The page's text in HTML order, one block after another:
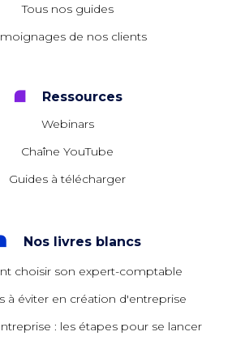
Tous nos guides
de nos clients
Ressources
Webinars
Chaîne YouTube
Guides à télécharger
Nos livres blancs
choisir son expert-comptable
à éviter en création d'entreprise
: les étapes pour se lancer